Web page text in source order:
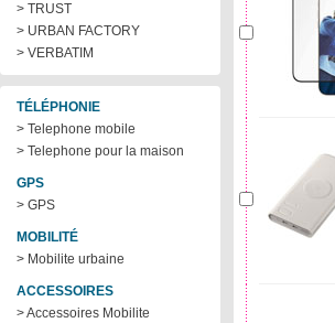
> TRUST
> URBAN FACTORY
> VERBATIM
TÉLÉPHONIE
> Telephone mobile
> Telephone pour la maison
GPS
> GPS
MOBILITÉ
> Mobilite urbaine
ACCESSOIRES
> Accessoires Mobilite